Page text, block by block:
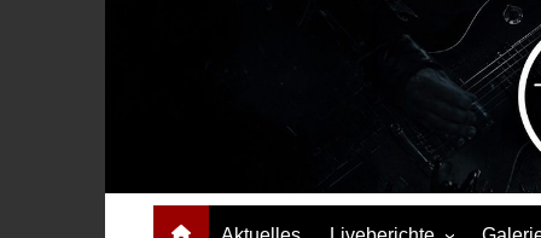
Das Musikmagazin, das Wellen schlägt. Konzerte,